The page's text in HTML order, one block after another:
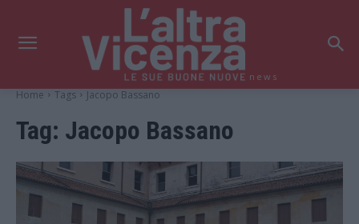
news
Home Tags Jacopo Bassano
Tag: Jacopo Bassano